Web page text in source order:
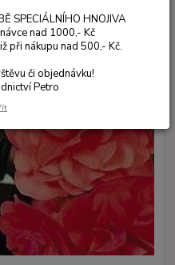
SPECIÁLNÍHO HNOJIVA
nad 1000,- Kč
při nákupu nad 500,- Kč.
či objednávku!
Petro